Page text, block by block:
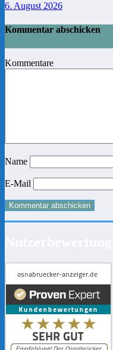
6. August 2026
Kommentar abschicken
Kommentare
Name
E-Mail